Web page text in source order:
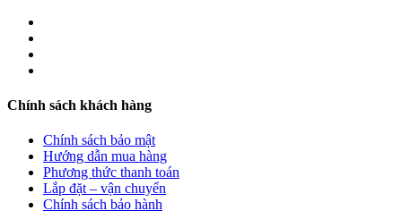
Chính sách khách hàng
Chính sách bảo mật
Hướng dẫn mua hàng
Phương thức thanh toán
Lắp đặt – vận chuyển
Chính sách bảo hành